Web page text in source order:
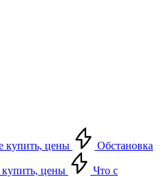
купить, цены Обстановка
купить, цены
Что с